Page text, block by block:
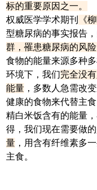
标的重要原因之一。
权威医学学术期刊
《
型糖尿病的事实报告，
群，罹患糖尿病的风
食物的能量来源多种
环境下，我们完全没
能量，多数人急需改
健康的食物来代替主食
精白米饭含有的能量
得，我们现在需要做
量，用含有纤维素多
主食。